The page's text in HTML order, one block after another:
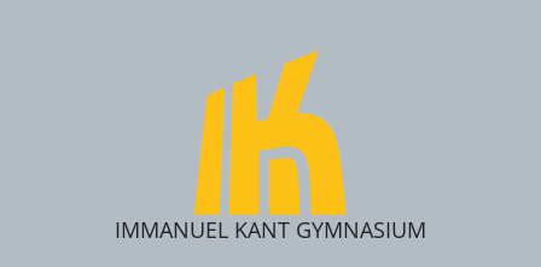
IMMANUEL KANT GYMNASIUM